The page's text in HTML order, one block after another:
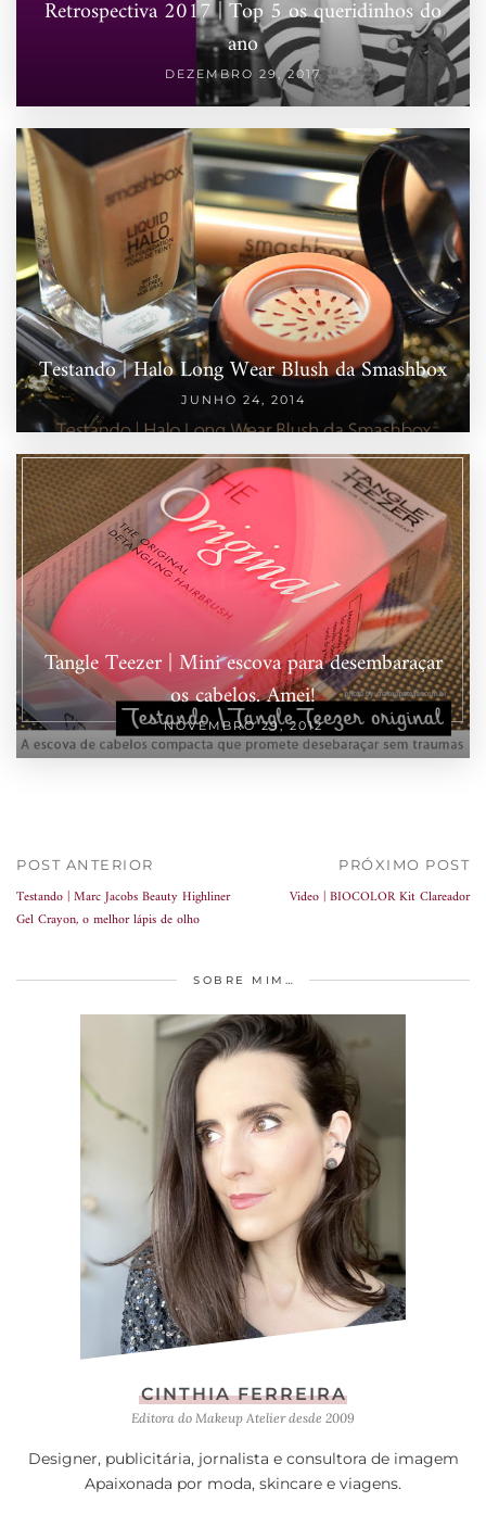
Retrospectiva 2017 | Top 5 os queridinhos do
ano
DEZEMBRO 29, 2017
Testando | Halo Long Wear Blush da Smashbox
JUNHO 24, 2014
Tangle Teezer | Mini escova para desembaraçar
os cabelos. Amei!
NOVEMBRO 29, 2012
POST ANTERIOR
Testando | Marc Jacobs Beauty Highliner
Gel Crayon, o melhor lápis de olho
PRÓXIMO POST
Video | BIOCOLOR Kit Clareador
SOBRE MIM…
CINTHIA FERREIRA
Editora do Makeup Atelier desde 2009
Designer, publicitária, jornalista e consultora de imagem
Apaixonada por moda, skincare e viagens.